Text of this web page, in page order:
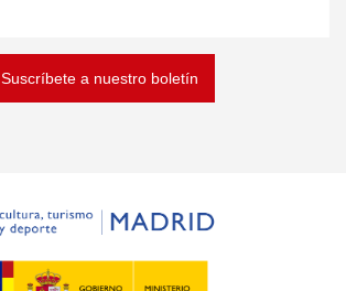
Suscríbete a nuestro boletín